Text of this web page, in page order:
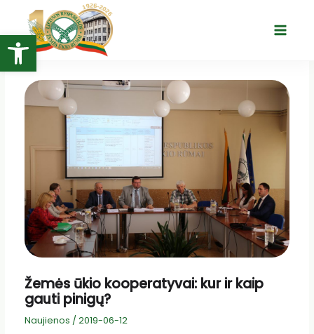
Open toolbar
turinio
Main
Žemės ūkio kooperatyvai: kur ir kaip
gauti pinigų?
Naujienos / 2019-06-12